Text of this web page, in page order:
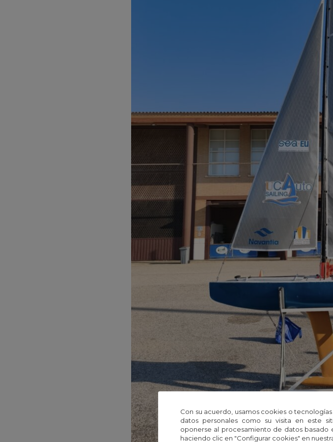
Con su acuerdo, usamos cookies o
datos personales como su visita en este
oponerse al procesamiento de datos
haciendo clic en "Configurar cookies" en